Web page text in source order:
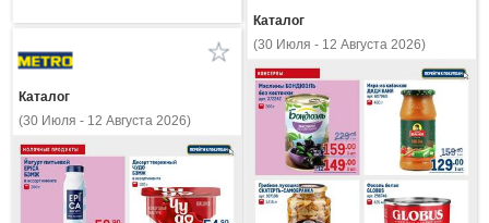
Каталог
(30 Июля - 12 Августа 2026)
Каталог
(30 Июля - 12 Августа 2026)